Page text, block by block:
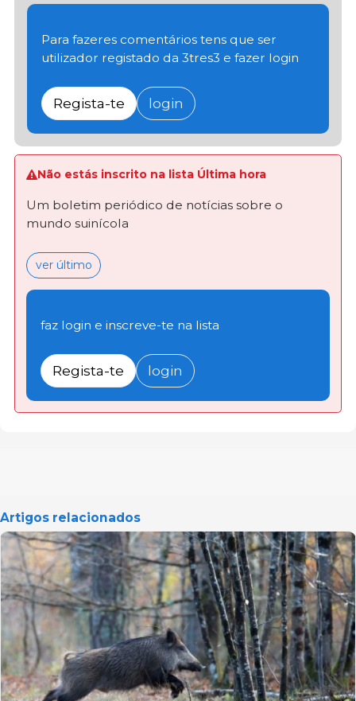
Para fazeres comentários tens que ser
utilizador registado da 3tres3 e fazer login
Regista-te login
Não estás inscrito na lista Última hora
Um boletim periódico de notícias sobre o
mundo suinícola
ver último
faz login e inscreve-te na lista
Regista-te login
Artigos relacionados